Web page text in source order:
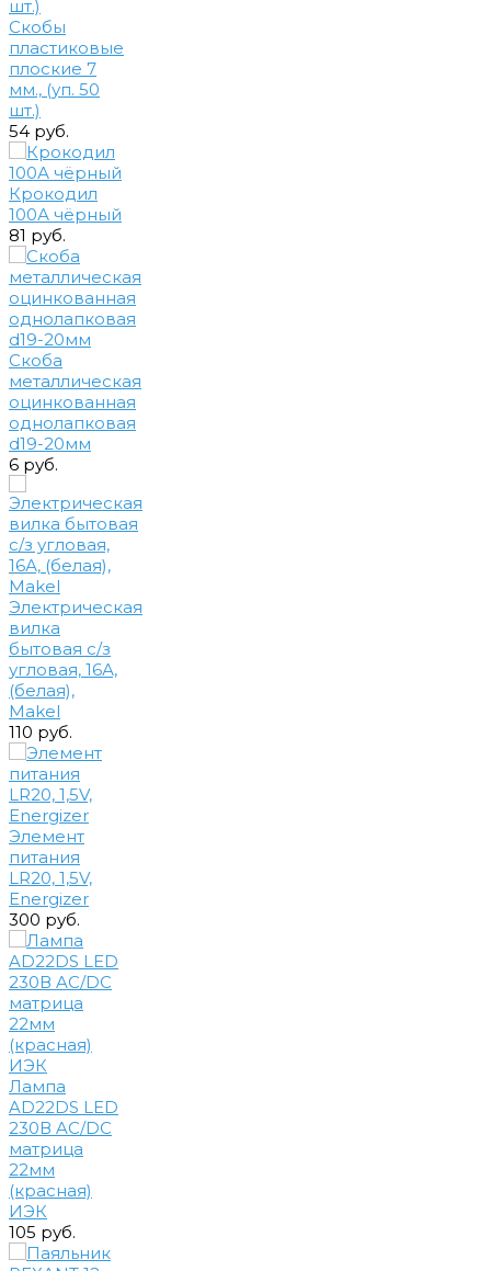
Скобы
пластиковые
плоские 7
мм., (уп. 50
шт.)
54 руб.
Крокодил
100А чёрный
81 руб.
Скоба
металлическая
оцинкованная
однолапковая
d19-20мм
6 руб.
Электрическая
вилка
бытовая с/з
угловая, 16А,
(белая),
Makel
110 руб.
Элемент
питания
LR20, 1,5V,
Energizer
300 руб.
Лампа
AD22DS LED
230В AC/DC
матрица
22мм
(красная)
ИЭК
105 руб.